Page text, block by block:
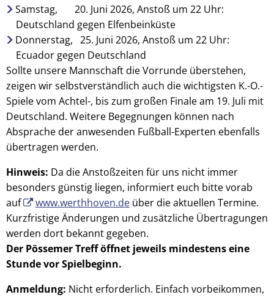
Samstag, 20. Juni 2026, Anstoß um 22 Uhr:
Deutschland gegen Elfenbeinküste
Donnerstag, 25. Juni 2026, Anstoß um 22 Uhr:
Ecuador gegen Deutschland
Sollte unsere Mannschaft die Vorrunde überstehen,
zeigen wir selbstverständlich auch die wichtigsten K.-O.-
Spiele vom Achtel-, bis zum großen Finale am 19. Juli mit
Deutschland. Weitere Begegnungen können nach
Absprache der anwesenden Fußball-Experten ebenfalls
übertragen werden.
Hinweis: Da die Anstoßzeiten für uns nicht immer
besonders günstig liegen, informiert euch bitte vorab
auf
www.werthhoven.de über die aktuellen Termine.
Kurzfristige Änderungen und zusätzliche Übertragungen
werden dort bekannt gegeben.
Der Pössemer Treff öffnet jeweils mindestens eine
Stunde vor Spielbeginn.
Anmeldung: Nicht erforderlich. Einfach vorbeikommen,